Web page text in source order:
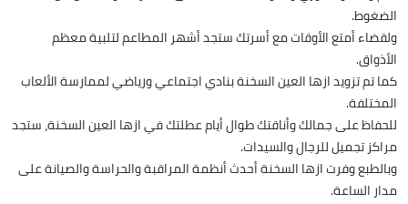
الضغوط.
ولقضاء أمتع الأوقات مع أسرتك ستجد أشهر المطاعم لتلبية معظم
الأذواق.
كما تم تزويد ازها العين السخنة بنادي اجتماعي ورياضي لممارسة الألعاب
المختلفة.
للحفاظ على جمالك وأناقتك طوال أيام عطلتك في ازها العين السخنة، ستجد
مراكز تجميل للرجال والسيدات.
وبالطبع وفرت ازها السخنة أحدث أنظمة المراقبة والحراسة والصيانة على
مدار الساعة.